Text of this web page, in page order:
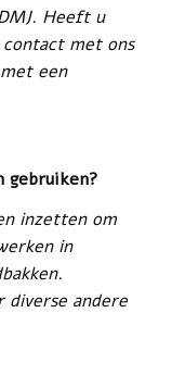
Heeft u
contact met ons
een
gebruiken?
inzetten om
in
diverse andere